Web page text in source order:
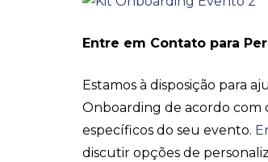
Entre em Contato para
Estamos à disposição para
Onboarding de acordo com
específicos do seu evento.
discutir opções de